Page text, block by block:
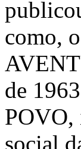
como,
de
POVO,
social